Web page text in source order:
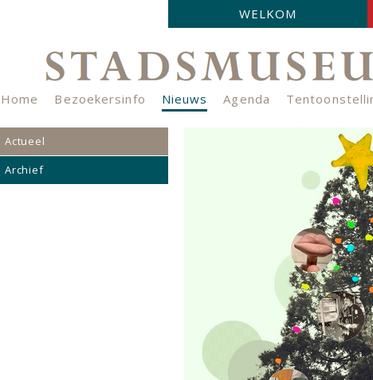
Home Bezoekersinfo Nieuws Agenda
Nieuwsbrief
Verhalenkistjes
WELKOM
Actueel
Archief